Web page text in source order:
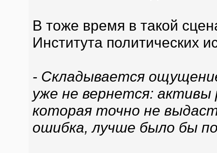
В тоже время в такой
Института политических
- Складывается
уже не вернется: активы
которая точно не
ошибка, лучше было бы